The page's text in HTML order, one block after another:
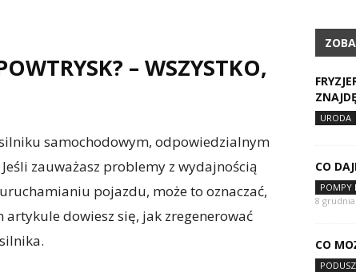
– WSZYSTKO,
samochodowym, odpowiedzialnym
zauważasz problemy z wydajnością
pojazdu, może to oznaczać,
dowiesz się, jak zregenerować
URODA
CO
POMPY
8 grudnia
CO